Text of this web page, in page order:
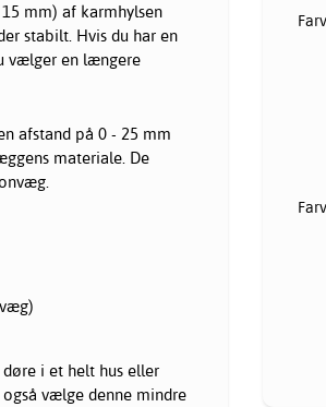
mm) af karmhylsen
stabilt. Hvis du har en
vælger en længere
afstand på 0 - 25 mm
materiale. De
i et helt hus eller
vælge denne mindre